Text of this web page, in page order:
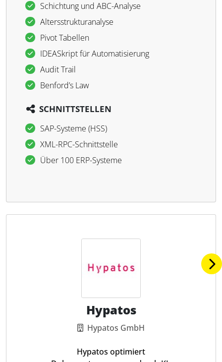
Schichtung und ABC-Analyse
Altersstrukturanalyse
Pivot Tabellen
IDEASkript für Automatisierung
Audit Trail
Benford’s Law
SCHNITTSTELLEN
SAP-Systeme (HSS)
XML-RPC-Schnittstelle
Über 100 ERP-Systeme
Hypatos
Hypatos GmbH
Hypatos optimiert